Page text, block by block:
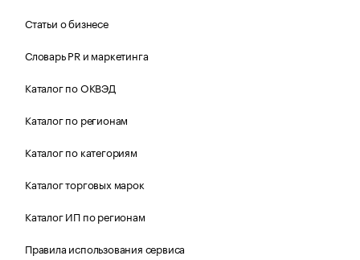
Статьи о бизнесе
Словарь PR и маркетинга
Каталог по ОКВЭД
Каталог по регионам
Каталог по категориям
Каталог торговых марок
Каталог ИП по регионам
Правила использования сервиса